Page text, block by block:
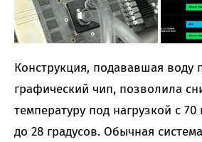
Конструкция, подававшая воду
графический чип, позволила
температуру под нагрузкой с 70
до 28 градусов. Обычная